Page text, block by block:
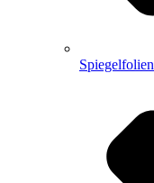
Spiegelfolien